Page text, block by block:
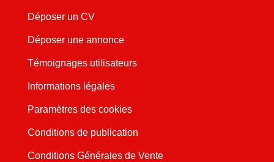
Déposer un CV
Déposer une annonce
Témoignages utilisateurs
Informations légales
Paramètres des cookies
Conditions de publication
Conditions Générales de Vente